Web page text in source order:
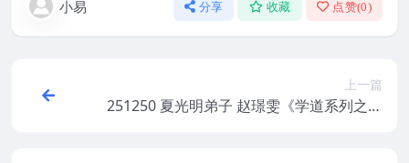
小易 分享 收藏 点赞(0)
上一篇
251250 夏光明弟子 赵璟雯《学道系列之地